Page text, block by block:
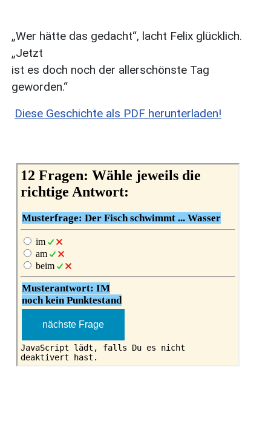
„Wer hätte das gedacht“, lacht Felix glücklich.
„Jetzt
ist es doch noch der allerschönste Tag
geworden.“
Diese Geschichte als PDF herunterladen!